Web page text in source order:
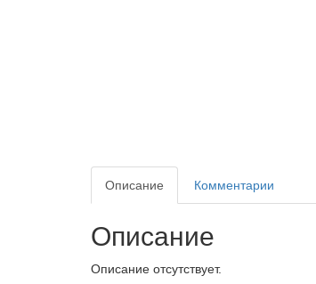
Описание Комментарии
Описание
Описание отсутствует.